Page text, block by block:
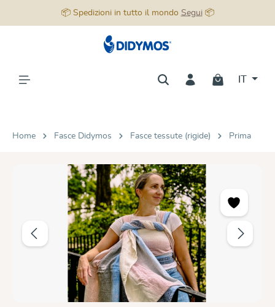
📦 Spedizioni in tutto il mondo Segui📦
Home Fasce Didymos Fasce tessute (rigide) Prima
Salta la galleria di immagini